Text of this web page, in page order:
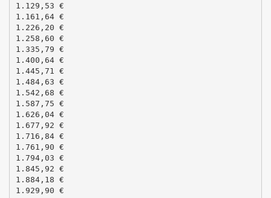
1.129,53 €
1.161,64 €
1.226,20 €
1.258,60 €
1.335,79 €
1.400,64 €
1.445,71 €
1.484,63 €
1.542,68 €
1.587,75 €
1.626,04 €
1.677,92 €
1.716,84 €
1.761,90 €
1.794,03 €
1.845,92 €
1.884,18 €
1.929,90 €